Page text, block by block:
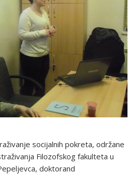
socijalnih pokreta, održane
Filozofskog fakulteta u
doktorand